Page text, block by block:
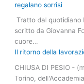
regalano sorrisi
Tratto dal quotidiano
scritto da Giovanna
cuore…
Il ritorno della
CHIUSA DI PESIO -
Torino,